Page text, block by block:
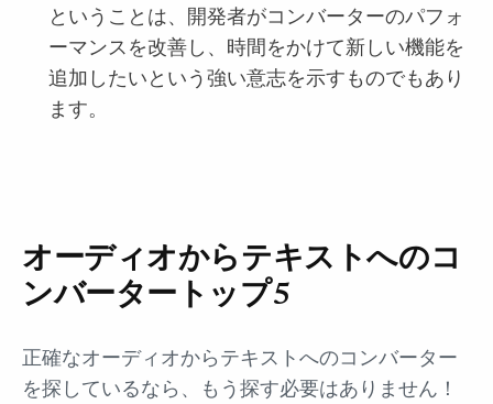
ということは、開発者がコンバーターのパフォ
ーマンスを改善し、時間をかけて新しい機能を
追加したいという強い意志を示すものでもあり
ます。
オーディオからテキストへのコ
ンバータートップ5
正確なオーディオからテキストへのコンバーター
を探しているなら、もう探す必要はありません！